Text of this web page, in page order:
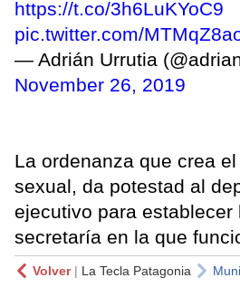
https://t.co/3h6LuKYoC9
pic.twitter.com/
— Adrián Urrutia
November 26, 2019
La ordenanza que crea
sexual, da potestad al
ejecutivo para establecer
secretaría en la que
Volver| La Tecla Patagonia